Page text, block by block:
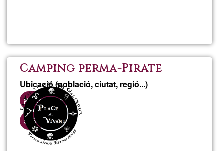
Camping perma-Pirate
Ubicació (població, ciutat, regió...)
Bergerac
Percentatge
d'acceptació
50%